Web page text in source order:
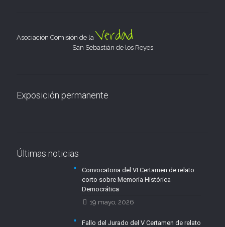
Asociación Comisión de la Verdad
San Sebastián de los Reyes
Exposición permanente
Últimas noticias
Convocatoria del VI Certamen de relato
corto sobre Memoria Histórica
Democrática
19 mayo, 2026
Fallo del Jurado del V Certamen de relato